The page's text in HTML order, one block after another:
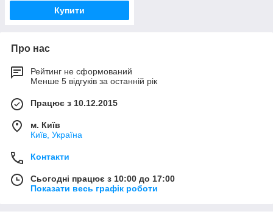
Купити
Про нас
Рейтинг не сформований
Менше 5 відгуків за останній рік
Працює з 10.12.2015
м. Київ
Київ, Україна
Контакти
Сьогодні працює з 10:00 до 17:00
Показати весь графік роботи